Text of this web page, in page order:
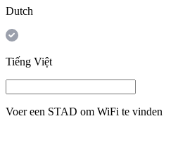
Dutch
Tiếng Việt
Voer een STAD om WiFi te vinden